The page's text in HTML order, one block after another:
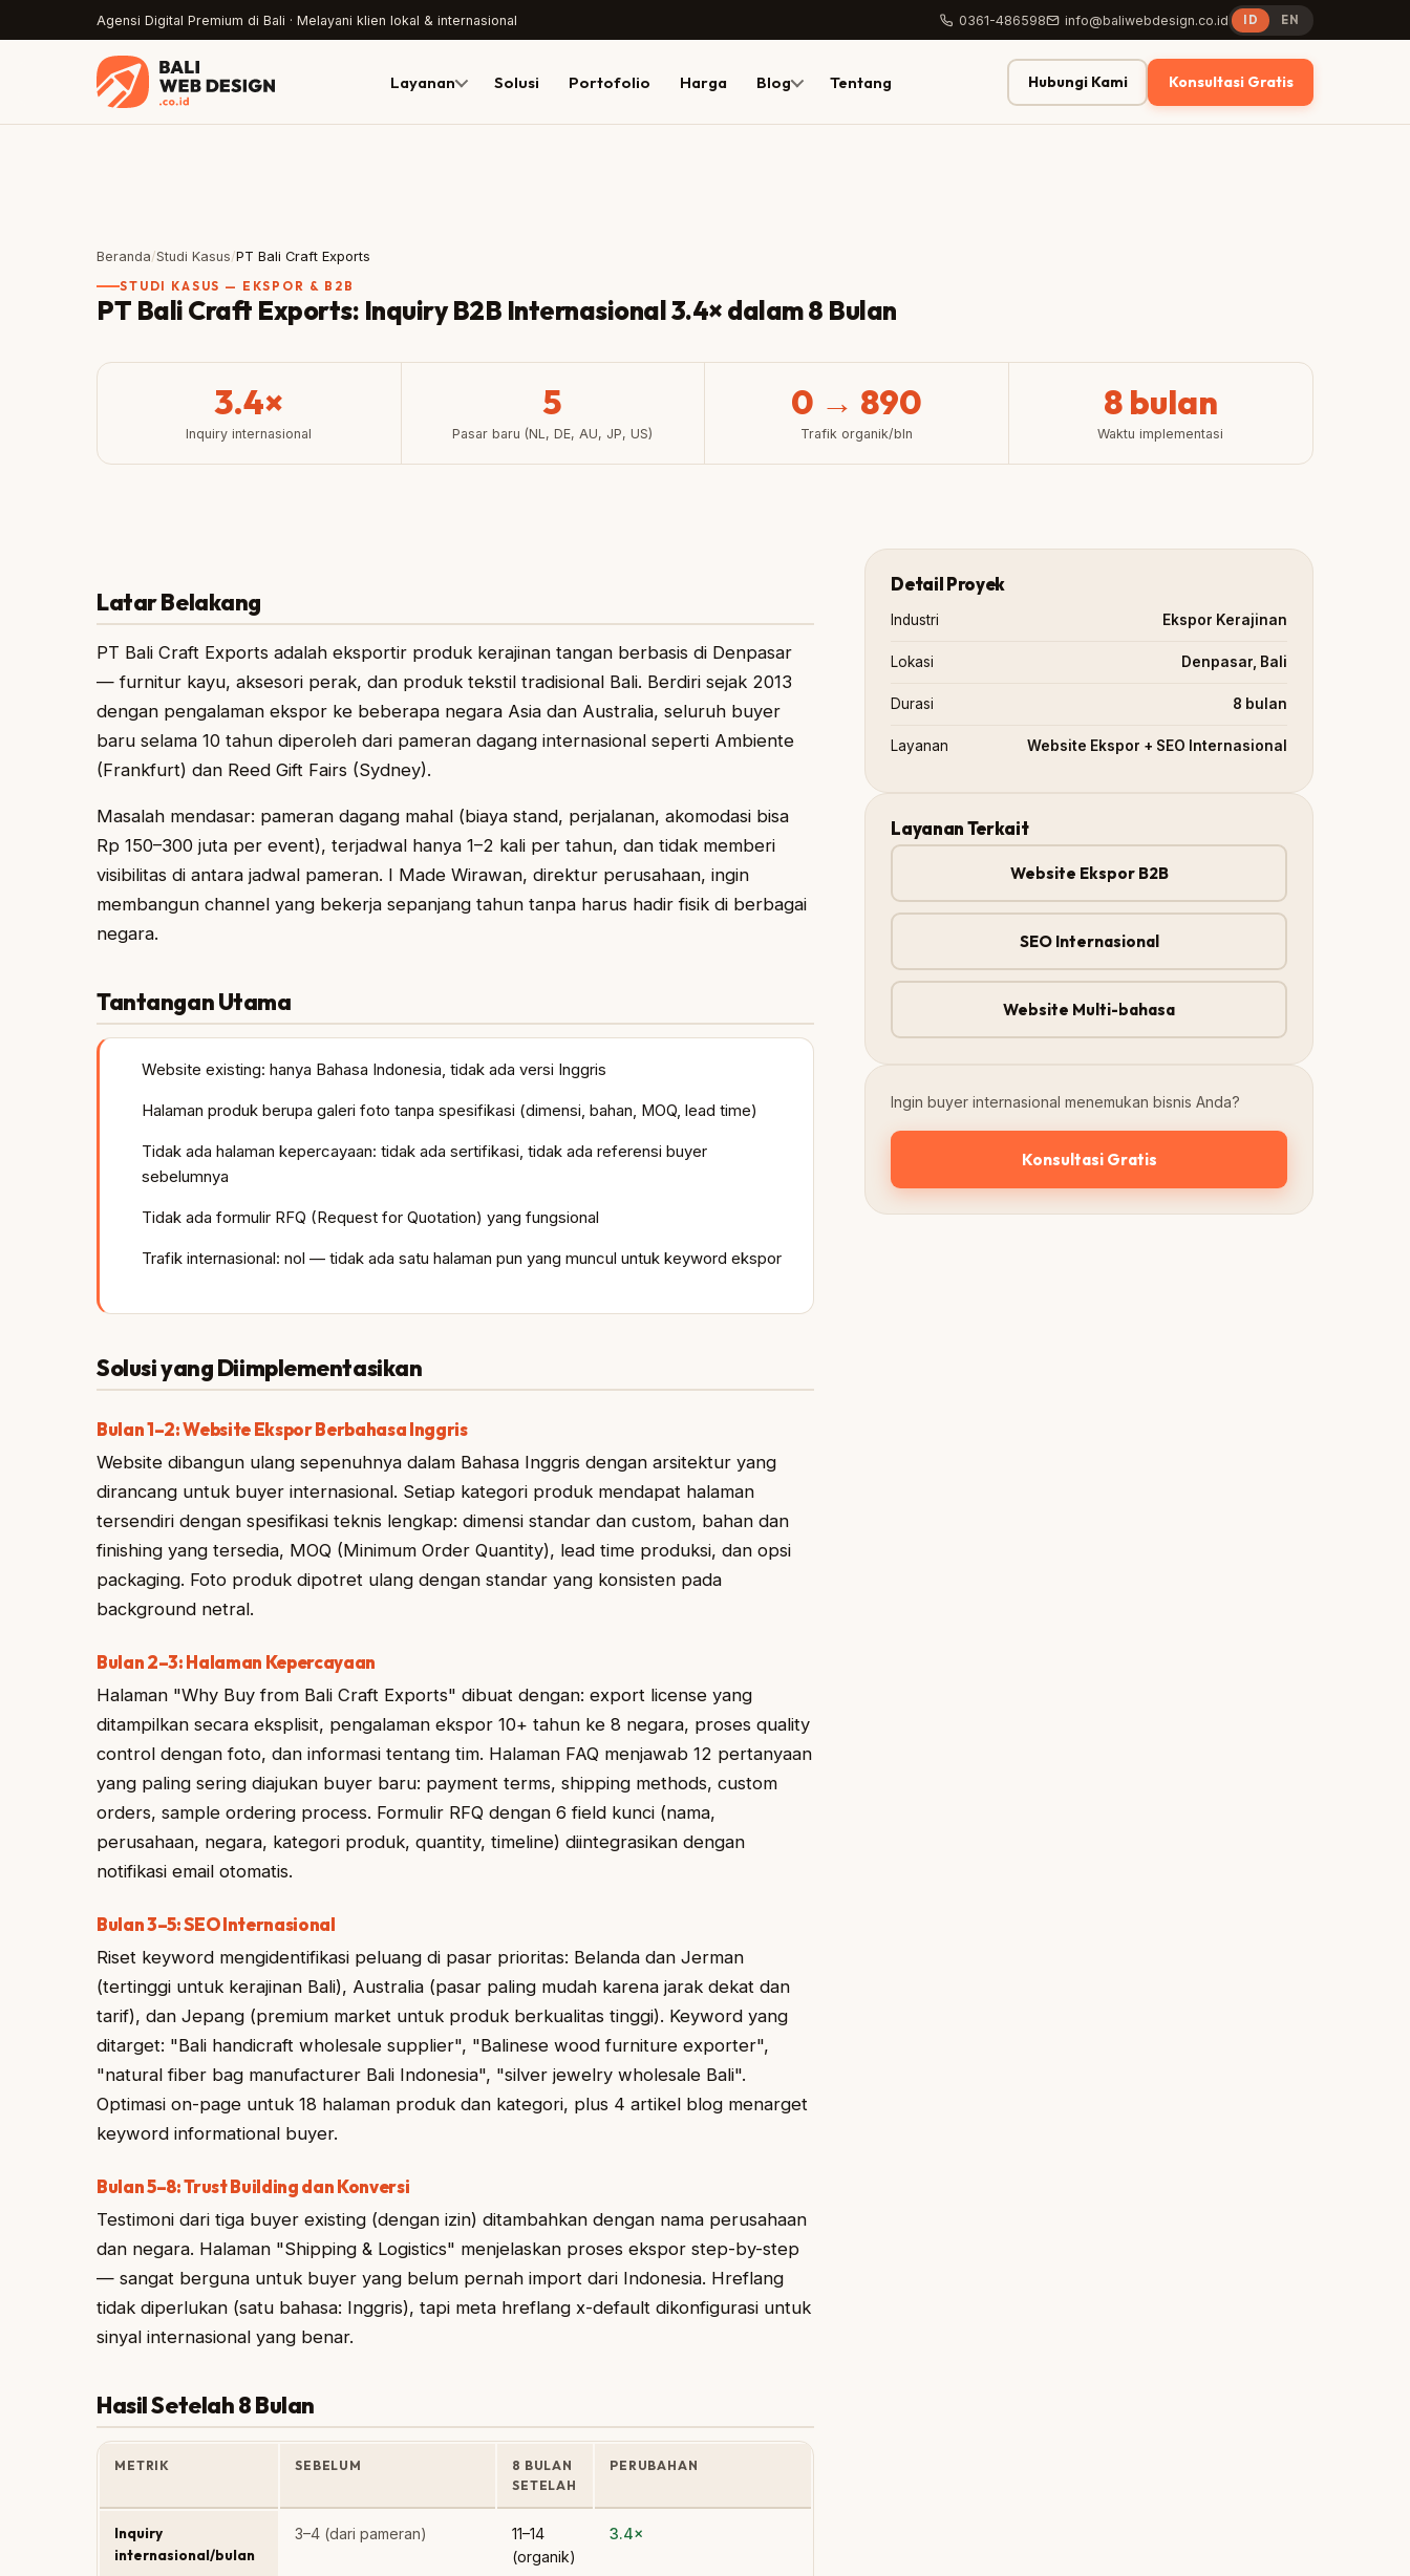
Agensi Digital Premium di Bali · Melayani klien lokal & internasional 0361-486598 info@baliwebdesign.co.id ID EN
Layanan Solusi Portofolio Harga Blog Tentang Hubungi Kami Konsultasi Gratis
Beranda/Studi Kasus/PT Bali Craft Exports
STUDI KASUS — EKSPOR & B2B
PT Bali Craft Exports: Inquiry B2B Internasional 3.4× dalam 8 Bulan
3.4×
Inquiry internasional
5
Pasar baru (NL, DE, AU, JP, US)
0 → 890
Trafik organik/bln
8 bulan
Waktu implementasi
Latar Belakang
PT Bali Craft Exports adalah eksportir produk kerajinan tangan berbasis di Denpasar
— furnitur kayu, aksesori perak, dan produk tekstil tradisional Bali. Berdiri sejak 2013
dengan pengalaman ekspor ke beberapa negara Asia dan Australia, seluruh buyer
baru selama 10 tahun diperoleh dari pameran dagang internasional seperti Ambiente
(Frankfurt) dan Reed Gift Fairs (Sydney).
Masalah mendasar: pameran dagang mahal (biaya stand, perjalanan, akomodasi bisa
Rp 150–300 juta per event), terjadwal hanya 1–2 kali per tahun, dan tidak memberi
visibilitas di antara jadwal pameran. I Made Wirawan, direktur perusahaan, ingin
membangun channel yang bekerja sepanjang tahun tanpa harus hadir fisik di berbagai
negara.
Tantangan Utama
Website existing: hanya Bahasa Indonesia, tidak ada versi Inggris
Halaman produk berupa galeri foto tanpa spesifikasi (dimensi, bahan, MOQ, lead time)
Tidak ada halaman kepercayaan: tidak ada sertifikasi, tidak ada referensi buyer
sebelumnya
Tidak ada formulir RFQ (Request for Quotation) yang fungsional
Trafik internasional: nol — tidak ada satu halaman pun yang muncul untuk keyword ekspor
Solusi yang Diimplementasikan
Bulan 1–2: Website Ekspor Berbahasa Inggris
Website dibangun ulang sepenuhnya dalam Bahasa Inggris dengan arsitektur yang
dirancang untuk buyer internasional. Setiap kategori produk mendapat halaman
tersendiri dengan spesifikasi teknis lengkap: dimensi standar dan custom, bahan dan
finishing yang tersedia, MOQ (Minimum Order Quantity), lead time produksi, dan opsi
packaging. Foto produk dipotret ulang dengan standar yang konsisten pada
background netral.
Bulan 2–3: Halaman Kepercayaan
Halaman "Why Buy from Bali Craft Exports" dibuat dengan: export license yang
ditampilkan secara eksplisit, pengalaman ekspor 10+ tahun ke 8 negara, proses quality
control dengan foto, dan informasi tentang tim. Halaman FAQ menjawab 12 pertanyaan
yang paling sering diajukan buyer baru: payment terms, shipping methods, custom
orders, sample ordering process. Formulir RFQ dengan 6 field kunci (nama,
perusahaan, negara, kategori produk, quantity, timeline) diintegrasikan dengan
notifikasi email otomatis.
Bulan 3–5: SEO Internasional
Riset keyword mengidentifikasi peluang di pasar prioritas: Belanda dan Jerman
(tertinggi untuk kerajinan Bali), Australia (pasar paling mudah karena jarak dekat dan
tarif), dan Jepang (premium market untuk produk berkualitas tinggi). Keyword yang
ditarget: "Bali handicraft wholesale supplier", "Balinese wood furniture exporter",
"natural fiber bag manufacturer Bali Indonesia", "silver jewelry wholesale Bali".
Optimasi on-page untuk 18 halaman produk dan kategori, plus 4 artikel blog menarget
keyword informational buyer.
Bulan 5–8: Trust Building dan Konversi
Testimoni dari tiga buyer existing (dengan izin) ditambahkan dengan nama perusahaan
dan negara. Halaman "Shipping & Logistics" menjelaskan proses ekspor step-by-step
— sangat berguna untuk buyer yang belum pernah import dari Indonesia. Hreflang
tidak diperlukan (satu bahasa: Inggris), tapi meta hreflang x-default dikonfigurasi untuk
sinyal internasional yang benar.
Hasil Setelah 8 Bulan
METRIK SEBELUM
8 BULAN
SETELAH
PERUBAHAN
Inquiry
internasional/bulan
3–4 (dari pameran)
11–14
(organik)
3.4×
Detail Proyek
Industri Ekspor Kerajinan
Lokasi Denpasar, Bali
Durasi 8 bulan
Layanan Website Ekspor + SEO Internasional
Layanan Terkait
Website Ekspor B2B
SEO Internasional
Website Multi-bahasa
Ingin buyer internasional menemukan bisnis Anda?
Konsultasi Gratis